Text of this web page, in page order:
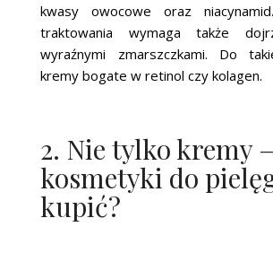
kwasy owocowe oraz
traktowania wymaga także
wyraźnymi zmarszczkami. Do
kremy bogate w retinol czy kolagen.
2. Nie tylko kremy
kosmetyki do
kupić?